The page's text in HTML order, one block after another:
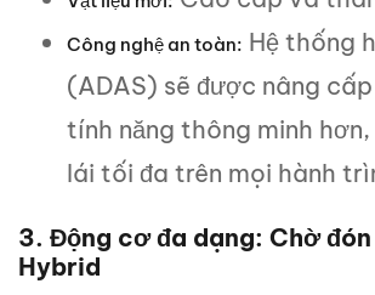
Công nghệ an toàn: Hệ thống
(ADAS) sẽ được nâng
tính năng thông minh
lái tối đa trên mọi hành
3. Động cơ đa dạng: Chờ
Hybrid